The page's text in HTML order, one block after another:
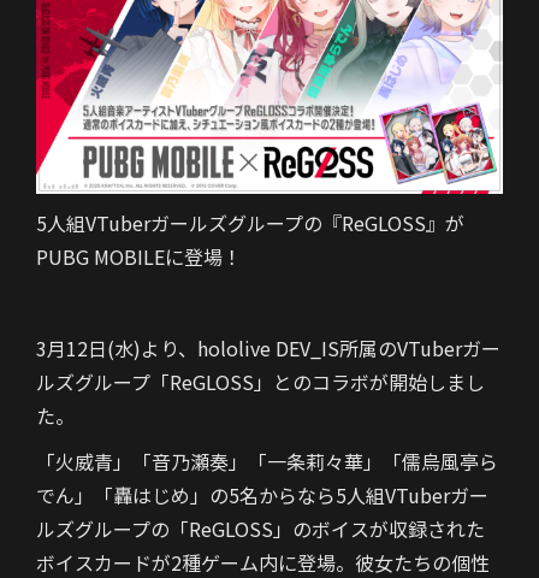
5人組VTuberガールズグループの『ReGLOSS』が
PUBG MOBILEに登場！
3月12日(水)より、hololive DEV_IS所属のVTuberガー
ルズグループ「ReGLOSS」とのコラボが開始しまし
た。
「火威青」「音乃瀬奏」「一条莉々華」「儒烏風亭ら
でん」「轟はじめ」の5名からなら5人組VTuberガー
ルズグループの「ReGLOSS」のボイスが収録された
ボイスカードが2種ゲーム内に登場。彼女たちの個性